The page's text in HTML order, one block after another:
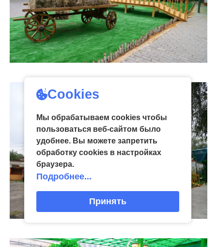
Cookies
Мы обрабатываем cookies чтобы
пользоваться веб-сайтом было
удобнее. Вы можете запретить
обработку сookies в настройках
браузера.
Подробнее...
Принять